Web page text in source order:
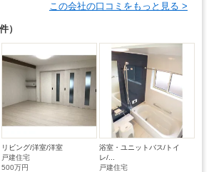
この会社の口コミをもっと見る >
）
リビング/洋室/洋室
戸建住宅
500万円
浴室・ユニットバス/トイ
レ/...
戸建住宅